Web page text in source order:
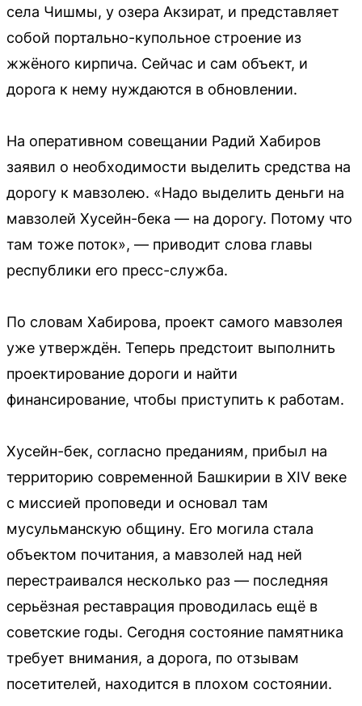
села Чишмы, у озера Акзират, и представляет
собой портально-купольное строение из
жжёного кирпича. Сейчас и сам объект, и
дорога к нему нуждаются в обновлении.
На оперативном совещании Радий Хабиров
заявил о необходимости выделить средства на
дорогу к мавзолею. «Надо выделить деньги на
мавзолей Хусейн-бека — на дорогу. Потому что
там тоже поток», — приводит слова главы
республики его пресс-служба.
По словам Хабирова, проект самого мавзолея
уже утверждён. Теперь предстоит выполнить
проектирование дороги и найти
финансирование, чтобы приступить к работам.
Хусейн-бек, согласно преданиям, прибыл на
территорию современной Башкирии в XIV веке
с миссией проповеди и основал там
мусульманскую общину. Его могила стала
объектом почитания, а мавзолей над ней
перестраивался несколько раз — последняя
серьёзная реставрация проводилась ещё в
советские годы. Сегодня состояние памятника
требует внимания, а дорога, по отзывам
посетителей, находится в плохом состоянии.